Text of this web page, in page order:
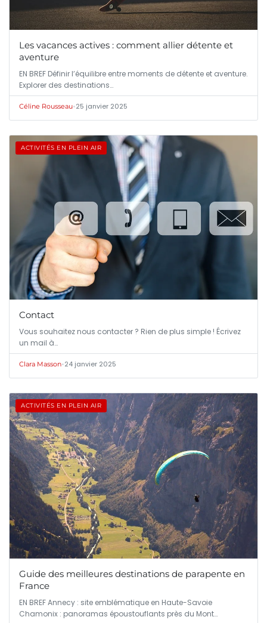
Les vacances actives : comment allier détente et
aventure
EN BREF Définir l’équilibre entre moments de détente et aventure.
Explorer des destinations…
Céline Rousseau•25 janvier 2025
ACTIVITÉS EN PLEIN AIR
Contact
Vous souhaitez nous contacter ? Rien de plus simple ! Écrivez
un mail à…
Clara Masson•24 janvier 2025
ACTIVITÉS EN PLEIN AIR
Guide des meilleures destinations de parapente en
France
EN BREF Annecy : site emblématique en Haute-Savoie
Chamonix : panoramas époustouflants près du Mont…